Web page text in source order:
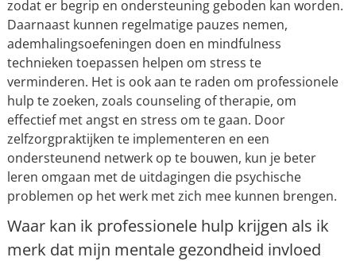
zodat er begrip en ondersteuning geboden kan worden.
Daarnaast kunnen regelmatige pauzes nemen,
ademhalingsoefeningen doen en mindfulness
technieken toepassen helpen om stress te
verminderen. Het is ook aan te raden om professionele
hulp te zoeken, zoals counseling of therapie, om
effectief met angst en stress om te gaan. Door
zelfzorgpraktijken te implementeren en een
ondersteunend netwerk op te bouwen, kun je beter
leren omgaan met de uitdagingen die psychische
problemen op het werk met zich mee kunnen brengen.
Waar kan ik professionele hulp krijgen als ik
merk dat mijn mentale gezondheid invloed